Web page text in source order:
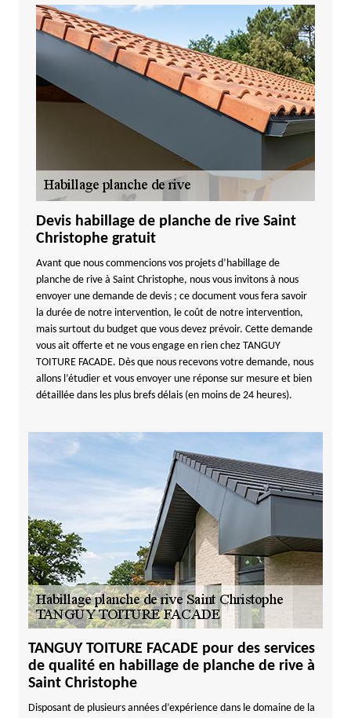
Devis habillage de planche de rive Saint
Christophe gratuit
Avant que nous commencions vos projets d’habillage de
planche de rive à Saint Christophe, nous vous invitons à nous
envoyer une demande de devis ; ce document vous fera savoir
la durée de notre intervention, le coût de notre intervention,
mais surtout du budget que vous devez prévoir. Cette demande
vous ait offerte et ne vous engage en rien chez TANGUY
TOITURE FACADE. Dès que nous recevons votre demande, nous
allons l’étudier et vous envoyer une réponse sur mesure et bien
détaillée dans les plus brefs délais (en moins de 24 heures).
TANGUY TOITURE FACADE pour des services
de qualité en habillage de planche de rive à
Saint Christophe
Disposant de plusieurs années d’expérience dans le domaine de la